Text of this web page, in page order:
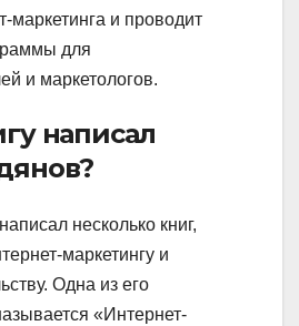
маркетинга и проводит
для
и маркетологов.
написал
несколько книг,
маркетингу и
Одна из его
«Интернет-